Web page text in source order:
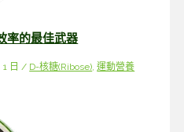
率的最佳武器
1 日/ D-核糖(Ribose),運動營養